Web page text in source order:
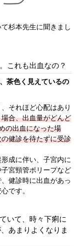
杉本先生に聞きまし
これも出血なの？
茶色く見えているの
それほど心配はあり
合、出血量がどんど
の出血になった場
健診を待たずに受診
成に伴い、子宮内に
宮頸管ポリープなど
健診時に出血があっ
です。
いて、時々下痢に
あまりよくなりま